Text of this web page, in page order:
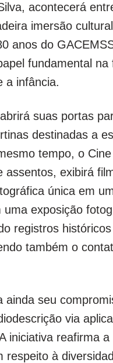
acontecerá
imersão
anos do
fundamental
a infância.
suas portas
destinadas a
tempo, o
exibirá
única em
exposição
registros
também o
seu
via
iniciativa reafirma
à